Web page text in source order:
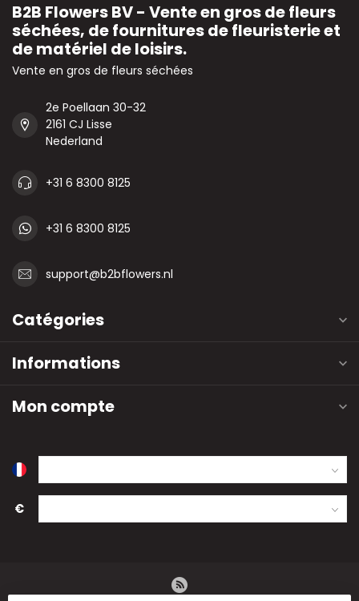
B2B Flowers BV - Vente en gros de fleurs
séchées, de fournitures de fleuristerie et
de matériel de loisirs.
Vente en gros de fleurs séchées
2e Poellaan 30-32
2161 CJ Lisse
Nederland
+31 6 8300 8125
+31 6 8300 8125
support@b2bflowers.nl
Catégories
Informations
Mon compte
€